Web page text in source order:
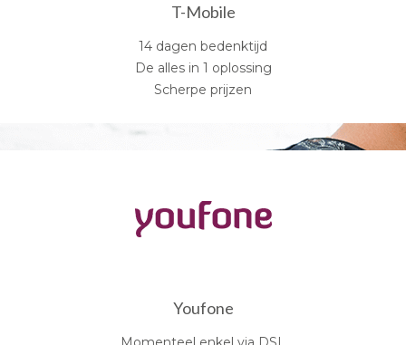
T-Mobile
14 dagen bedenktijd
De alles in 1 oplossing
Scherpe prijzen
Youfone